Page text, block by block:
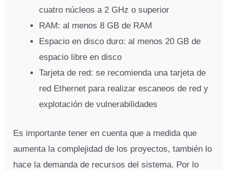
cuatro núcleos a 2 GHz o superior
RAM: al menos 8 GB de RAM
Espacio en disco duro: al menos 20 GB de
espacio libre en disco
Tarjeta de red: se recomienda una tarjeta de
red Ethernet para realizar escaneos de red y
explotación de vulnerabilidades
Es importante tener en cuenta que a medida que
aumenta la complejidad de los proyectos, también lo
hace la demanda de recursos del sistema. Por lo